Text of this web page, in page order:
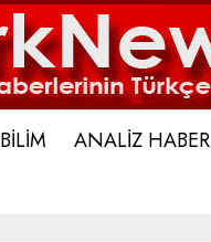
BİLİM ANALİZ HABER